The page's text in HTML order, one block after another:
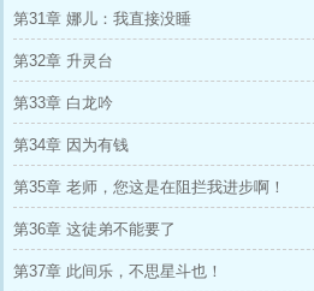
第31章 娜儿：我直接没睡
第32章 升灵台
第33章 白龙吟
第34章 因为有钱
第35章 老师，您这是在阻拦我进步啊！
第36章 这徒弟不能要了
第37章 此间乐，不思星斗也！